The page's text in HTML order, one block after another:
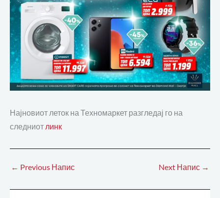
Најновиот леток на Техномаркет разгледај го на
следниот линк
← Previous Напис Next Напис →